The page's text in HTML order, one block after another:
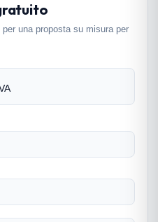
una proposta su misura per